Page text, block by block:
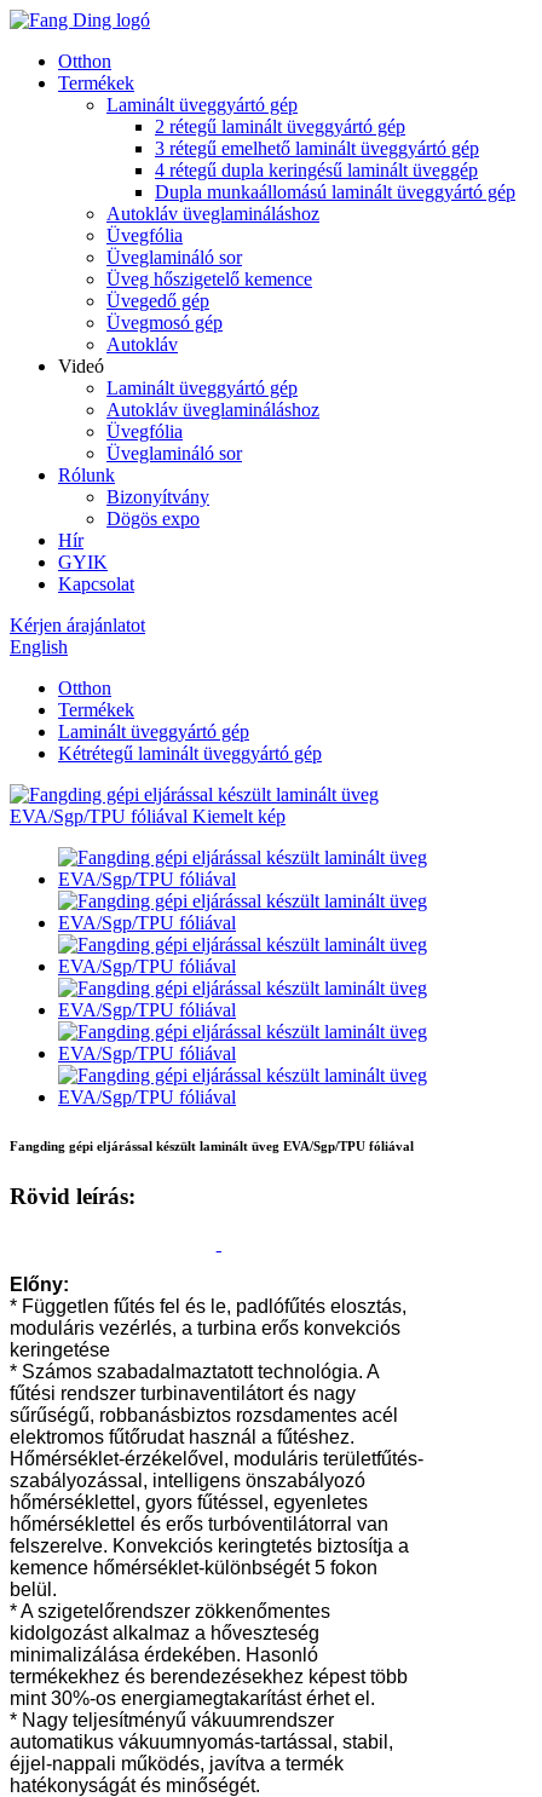
Otthon
Termékek
Laminált üveggyártó gép
2 rétegű laminált üveggyártó gép
3 rétegű emelhető laminált üveggyártó gép
4 rétegű dupla keringésű laminált üveggép
Dupla munkaállomású laminált üveggyártó gép
Autokláv üveglamináláshoz
Üvegfólia
Üveglamináló sor
Üveg hőszigetelő kemence
Üvegedő gép
Üvegmosó gép
Autokláv
Videó
Laminált üveggyártó gép
Autokláv üveglamináláshoz
Üvegfólia
Üveglamináló sor
Rólunk
Bizonyítvány
Dögös expo
Hír
GYIK
Kapcsolat
Kérjen árajánlatot
English
Otthon
Termékek
Laminált üveggyártó gép
Kétrétegű laminált üveggyártó gép
Fangding gépi eljárással készült laminált üveg EVA/Sgp/TPU fóliával
Rövid leírás:
Előny:
* Független fűtés fel és le, padlófűtés elosztás,
moduláris vezérlés, a turbina erős konvekciós
keringetése
* Számos szabadalmaztatott technológia. A
fűtési rendszer turbinaventilátort és nagy
sűrűségű, robbanásbiztos rozsdamentes acél
elektromos fűtőrudat használ a fűtéshez.
Hőmérséklet-érzékelővel, moduláris területfűtés-
szabályozással, intelligens önszabályozó
hőmérséklettel, gyors fűtéssel, egyenletes
hőmérséklettel és erős turbóventilátorral van
felszerelve. Konvekciós keringtetés biztosítja a
kemence hőmérséklet-különbségét 5 fokon
belül.
* A szigetelőrendszer zökkenőmentes
kidolgozást alkalmaz a hőveszteség
minimalizálása érdekében. Hasonló
termékekhez és berendezésekhez képest több
mint 30%-os energiamegtakarítást érhet el.
* Nagy teljesítményű vákuumrendszer
automatikus vákuumnyomás-tartással, stabil,
éjjel-nappali működés, javítva a termék
hatékonyságát és minőségét.